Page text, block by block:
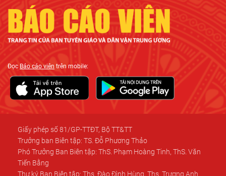
ĐọcBáo cáo viên trên mobile:
Giấy phép số 81/GP-TTĐT, Bộ TT&TT
Trưởng ban Biên tập: TS. Đỗ Phương Thảo
Phó Trưởng Ban Biên tập: ThS. Phạm Hoàng Tinh, ThS. Văn
Tiến Bằng
Thư ký Ban Biên tập: Ths. Đào Đình Hùng, Ths. Trương Anh